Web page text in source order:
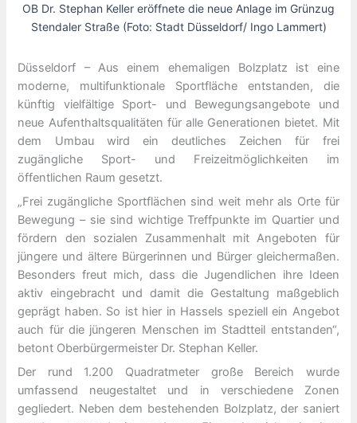
OB Dr. Stephan Keller eröffnete die neue Anlage im Grünzug
Stendaler Straße (Foto: Stadt Düsseldorf/ Ingo Lammert)
Düsseldorf – Aus einem ehemaligen Bolzplatz ist eine
moderne, multifunktionale Sportfläche entstanden, die
künftig vielfältige Sport- und Bewegungsangebote und
neue Aufenthaltsqualitäten für alle Generationen bietet. Mit
dem Umbau wird ein deutliches Zeichen für frei
zugängliche Sport- und Freizeitmöglichkeiten im
öffentlichen Raum gesetzt.
„Frei zugängliche Sportflächen sind weit mehr als Orte für
Bewegung – sie sind wichtige Treffpunkte im Quartier und
fördern den sozialen Zusammenhalt mit Angeboten für
jüngere und ältere Bürgerinnen und Bürger gleichermaßen.
Besonders freut mich, dass die Jugendlichen ihre Ideen
aktiv eingebracht und damit die Gestaltung maßgeblich
geprägt haben. So ist hier in Hassels speziell ein Angebot
auch für die jüngeren Menschen im Stadtteil entstanden“,
betont Oberbürgermeister Dr. Stephan Keller.
Der rund 1.200 Quadratmeter große Bereich wurde
umfassend neugestaltet und in verschiedene Zonen
gegliedert. Neben dem bestehenden Bolzplatz, der saniert